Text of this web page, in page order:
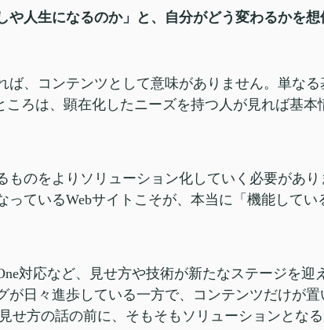
人生になるのか」と、自分がどう変わるかを想
、コンテンツとして意味がありません。単なる
ろは、顕在化したニーズを持つ人が見れば基本
のをよりソリューション化していく必要があり
ているWebサイトこそが、本当に「機能してい
対応など、見せ方や技術が新たなステージを迎
日々進歩している一方で、コンテンツだけが置
せ方の話の前に、そもそもソリューションとな